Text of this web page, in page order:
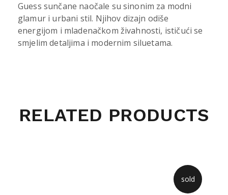
Guess sunčane naočale su sinonim za modni
glamur i urbani stil. Njihov dizajn odiše
energijom i mladenačkom živahnosti, ističući se
smjelim detaljima i modernim siluetama.
RELATED PRODUCTS
sold